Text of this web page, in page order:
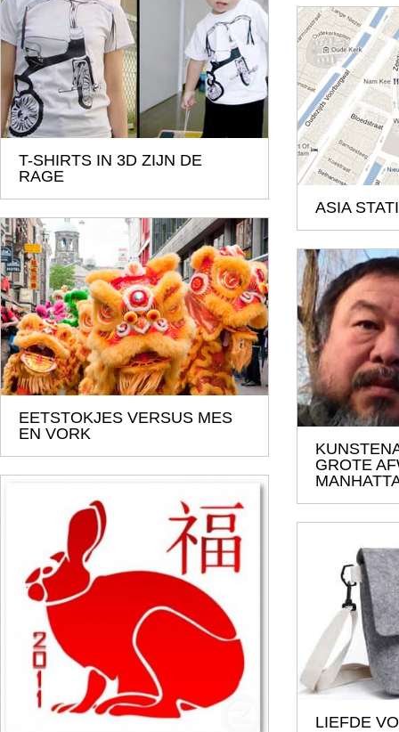
T-SHIRTS IN 3D ZIJN DE
RAGE
ASIA
EETSTOKJES VERSUS MES
EN VORK
GROTE
LIEFDE